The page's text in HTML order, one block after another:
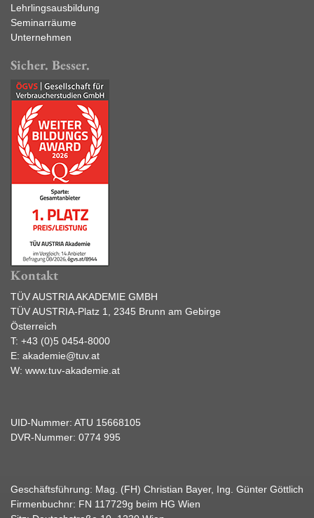
Lehrlingsausbildung
Seminarräume
Unternehmen
Sicher. Besser.
Kontakt
TÜV AUSTRIA AKADEMIE GMBH
TÜV AUSTRIA-Platz 1, 2345 Brunn am Gebirge
Österreich
T: +43 (0)5 0454-8000
E: akademie@tuv.at
W: www.tuv-akademie.at
UID-Nummer: ATU 15668105
DVR-Nummer: 0774 995
Geschäftsführung: Mag. (FH) Christian Bayer, Ing. Günter Göttlich
Firmenbuchnr: FN 117729g beim HG Wien